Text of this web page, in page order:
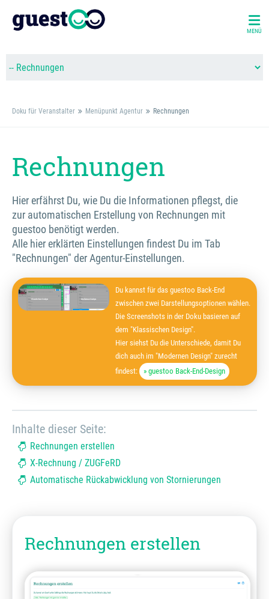
MENÜ
Doku für Veranstalter Menüpunkt Agentur Rechnungen
Rechnungen
Hier erfährst Du, wie Du die Informationen pflegst, die
zur automatischen Erstellung von Rechnungen mit
guestoo benötigt werden.
Alle hier erklärten Einstellungen findest Du im Tab
"Rechnungen" der Agentur-Einstellungen.
Du kannst für das guestoo Back-End
zwischen zwei Darstellungsoptionen wählen.
Die Screenshots in der Doku basieren auf
dem "Klassischen Design".
Hier siehst Du die Unterschiede, damit Du
dich auch im "Modernen Design" zurecht
findest:
» guestoo Back-End-Design
Inhalte dieser Seite:
Rechnungen erstellen
X-Rechnung / ZUGFeRD
Automatische Rückabwicklung von Stornierungen
Rechnungen erstellen